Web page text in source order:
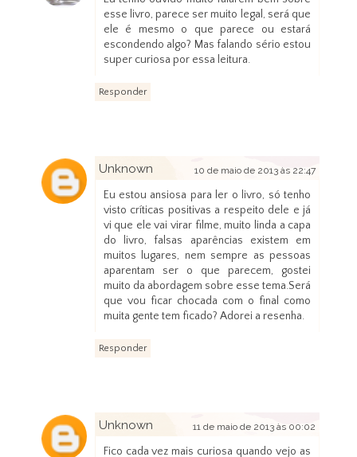
esse livro, parece ser muito legal, será que
ele é mesmo o que parece ou estará
escondendo algo? Mas falando sério estou
super curiosa por essa leitura.
Responder
Unknown 10 de maio de 2013 às 22:47
Eu estou ansiosa para ler o livro, só tenho
visto críticas positivas a respeito dele e já
vi que ele vai virar filme, muito linda a capa
do livro, falsas aparências existem em
muitos lugares, nem sempre as pessoas
aparentam ser o que parecem, gostei
muito da abordagem sobre esse tema.Será
que vou ficar chocada com o final como
muita gente tem ficado? Adorei a resenha.
Responder
Unknown 11 de maio de 2013 às 00:02
Fico cada vez mais curiosa quando vejo as